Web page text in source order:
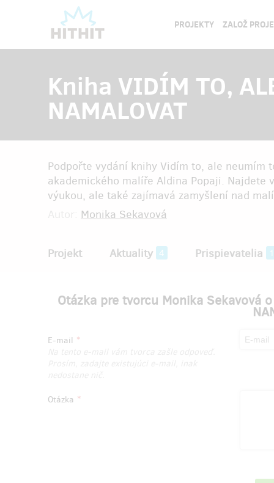
PROJEKTY ZALOŽ
Kniha VIDÍM TO,
NAMALOVAT
Podpořte vydání knihy Vidím to, ale neumím
akademického malíře Aldina Popaji.
výukou, ale také zajímavá zamyšlení nad
Monika Sekavová
Projekt Aktuality 4 Prispievatelia
Otázka pre tvorcu Monika Sekavová
E-mail
Otázka